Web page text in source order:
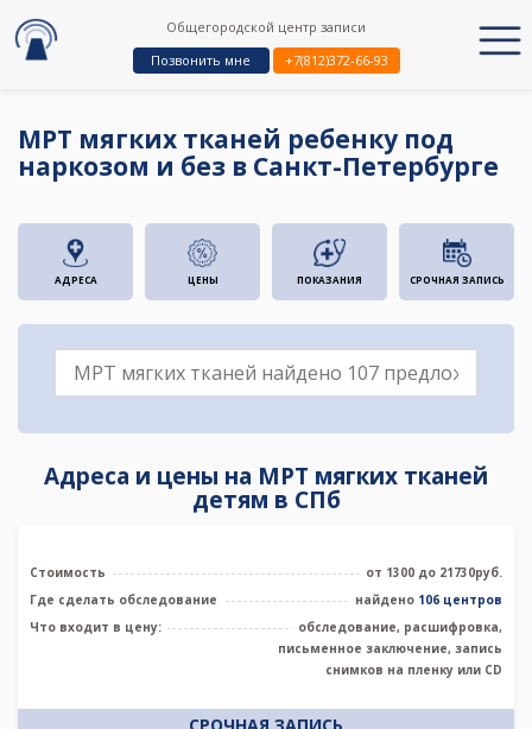
Общегородской центр записи
Позвонить мне
+7(812)372-66-93
МРТ мягких тканей ребенку под
наркозом и без в Санкт-Петербурге
АДРЕСА ЦЕНЫ ПОКАЗАНИЯ СРОЧНАЯ ЗАПИСЬ
Адреса и цены на МРТ мягких тканей
детям в СПб
Стоимость
от 1300 до 21730руб.
Где сделать обследование
найдено 106 центров
Что входит в цену:
обследование, расшифровка,
письменное заключение, запись
снимков на пленку или CD